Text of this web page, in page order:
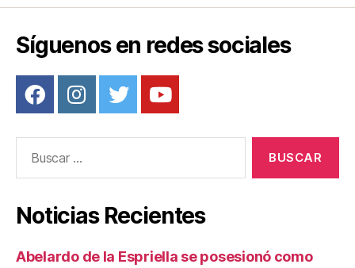
entradas
Síguenos en redes sociales
Noticias Recientes
Abelardo de la Espriella se posesionó como